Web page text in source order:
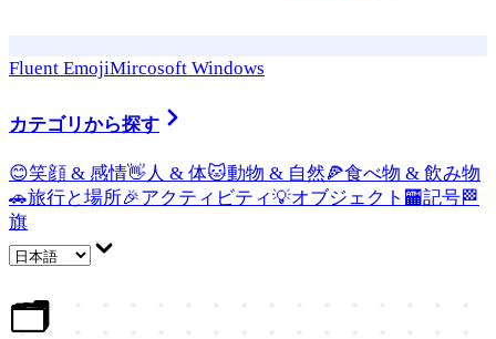
Fluent EmojiMircosoft Windows
カテゴリから探す
😊笑顔 & 感情👋 人 & 体🐱動物 & 自然🍕食べ物 & 飲み物
🚗旅行と場所🎉アクティビティ💡オブジェクト 🏧記号🏁
旗
🗂️